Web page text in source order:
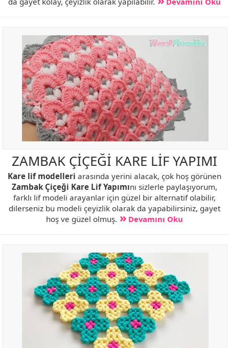
ZAMBAK ÇİÇEĞİ KARE LİF YAPIMI
Kare lif modelleri arasında yerini alacak, çok hoş görünen
Zambak Çiçeği Kare Lif Yapımını sizlerle paylaşıyorum,
farklı lif modeli arayanlar için güzel bir alternatif olabilir,
dilerseniz bu modeli çeyizlik olarak da yapabilirsiniz, gayet
hoş ve güzel olmuş.
Devamını Oku